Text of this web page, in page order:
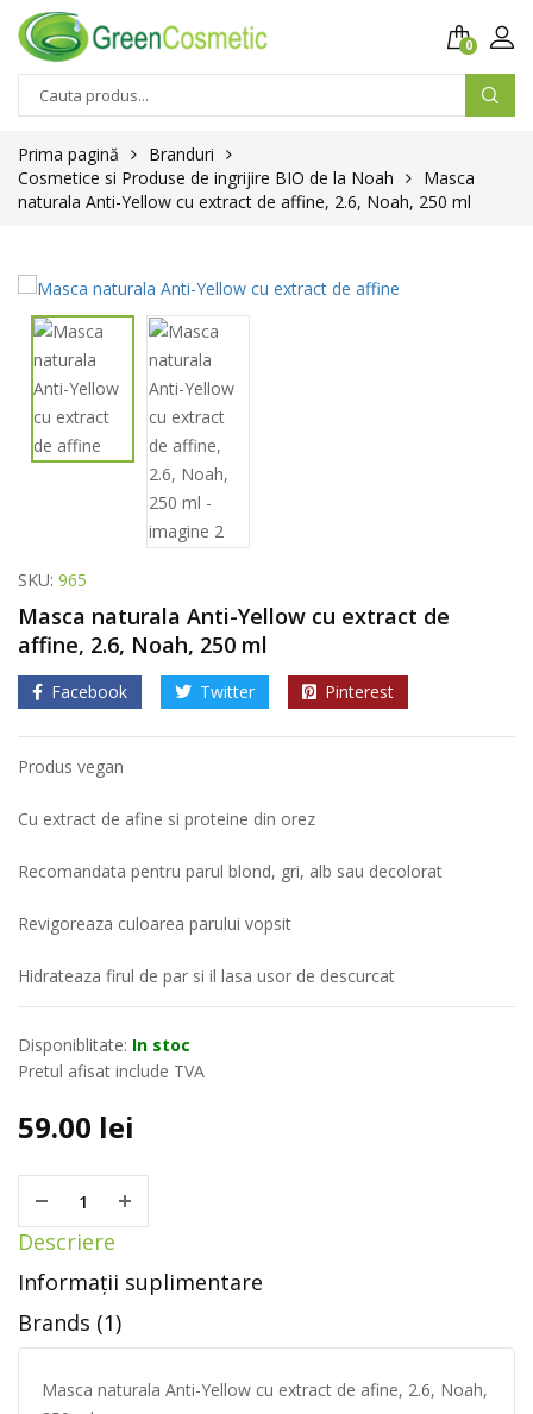
0
Prima pagină
Branduri
Cosmetice si Produse de ingrijire BIO de la Noah
Masca
naturala Anti-Yellow cu extract de affine, 2.6, Noah, 250 ml
SKU: 965
Masca naturala Anti-Yellow cu extract de
affine, 2.6, Noah, 250 ml
Facebook Twitter Pinterest
Produs vegan
Cu extract de afine si proteine din orez
Recomandata pentru parul blond, gri, alb sau decolorat
Revigoreaza culoarea parului vopsit
Hidrateaza firul de par si il lasa usor de descurcat
Disponiblitate: In stoc
Pretul afisat include TVA
59.00 lei
Descriere
Informații suplimentare
Brands (1)
Masca naturala Anti-Yellow cu extract de afine, 2.6, Noah,